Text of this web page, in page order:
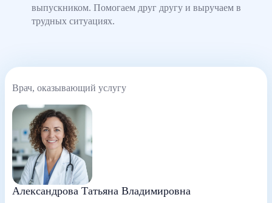
выпускником. Помогаем друг другу и выручаем в
трудных ситуациях.
Врач, оказывающий услугу
Александрова Татьяна Владимировна